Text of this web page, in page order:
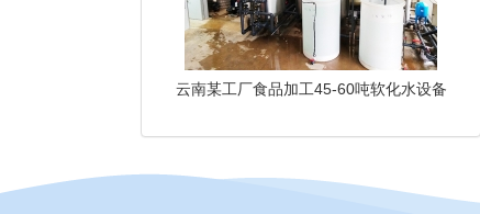
云南某工厂食品加工45-60吨软化水设备